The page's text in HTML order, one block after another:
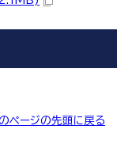
ページの先頭に戻る